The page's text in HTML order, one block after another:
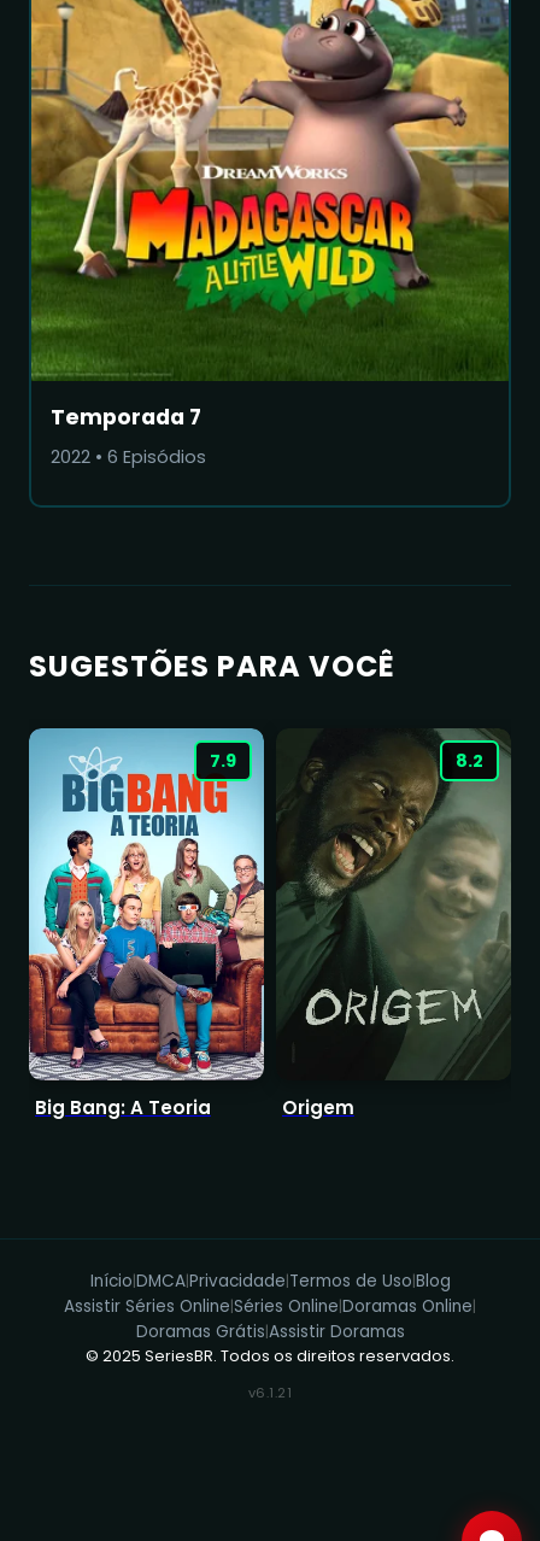
Temporada 7
2022 • 6 Episódios
SUGESTÕES PARA VOCÊ
7.9
Big Bang: A Teoria
8.2
Origem
Início|DMCA|Privacidade|Termos de Uso|Blog
Assistir Séries Online|Séries Online|Doramas Online|
Doramas Grátis|Assistir Doramas
© 2025 SeriesBR. Todos os direitos reservados.
v6.1.21